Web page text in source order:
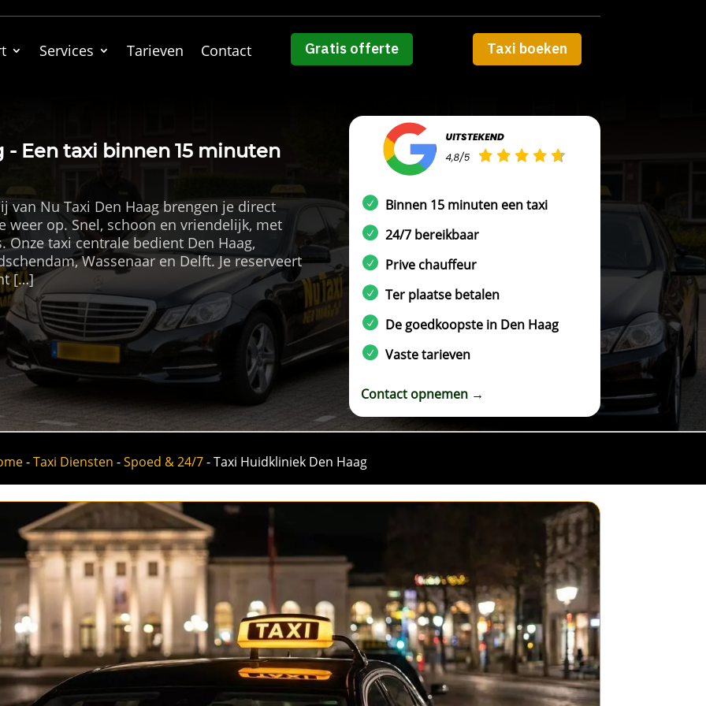
Services Tarieven Contact Gratis offerte Taxi boeken
Een taxi binnen 15 minuten
van Nu Taxi Den Haag brengen je direct
weer op. Snel, schoon en vriendelijk, met
taxi centrale bedient Den Haag,
Wassenaar en Delft. Je reserveert
[…]
Binnen 15 minuten een taxi
24/7 bereikbaar
Prive chauffeur
Ter plaatse betalen
De goedkoopste in Den Haag
Vaste tarieven
Contact opnemen →
-Taxi Diensten -Spoed & 24/7-Taxi Huidkliniek Den Haag